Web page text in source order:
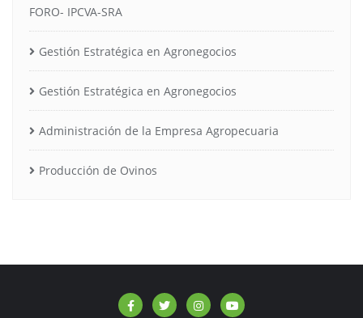
FORO- IPCVA-SRA
Gestión Estratégica en Agronegocios
Gestión Estratégica en Agronegocios
Administración de la Empresa Agropecuaria
Producción de Ovinos